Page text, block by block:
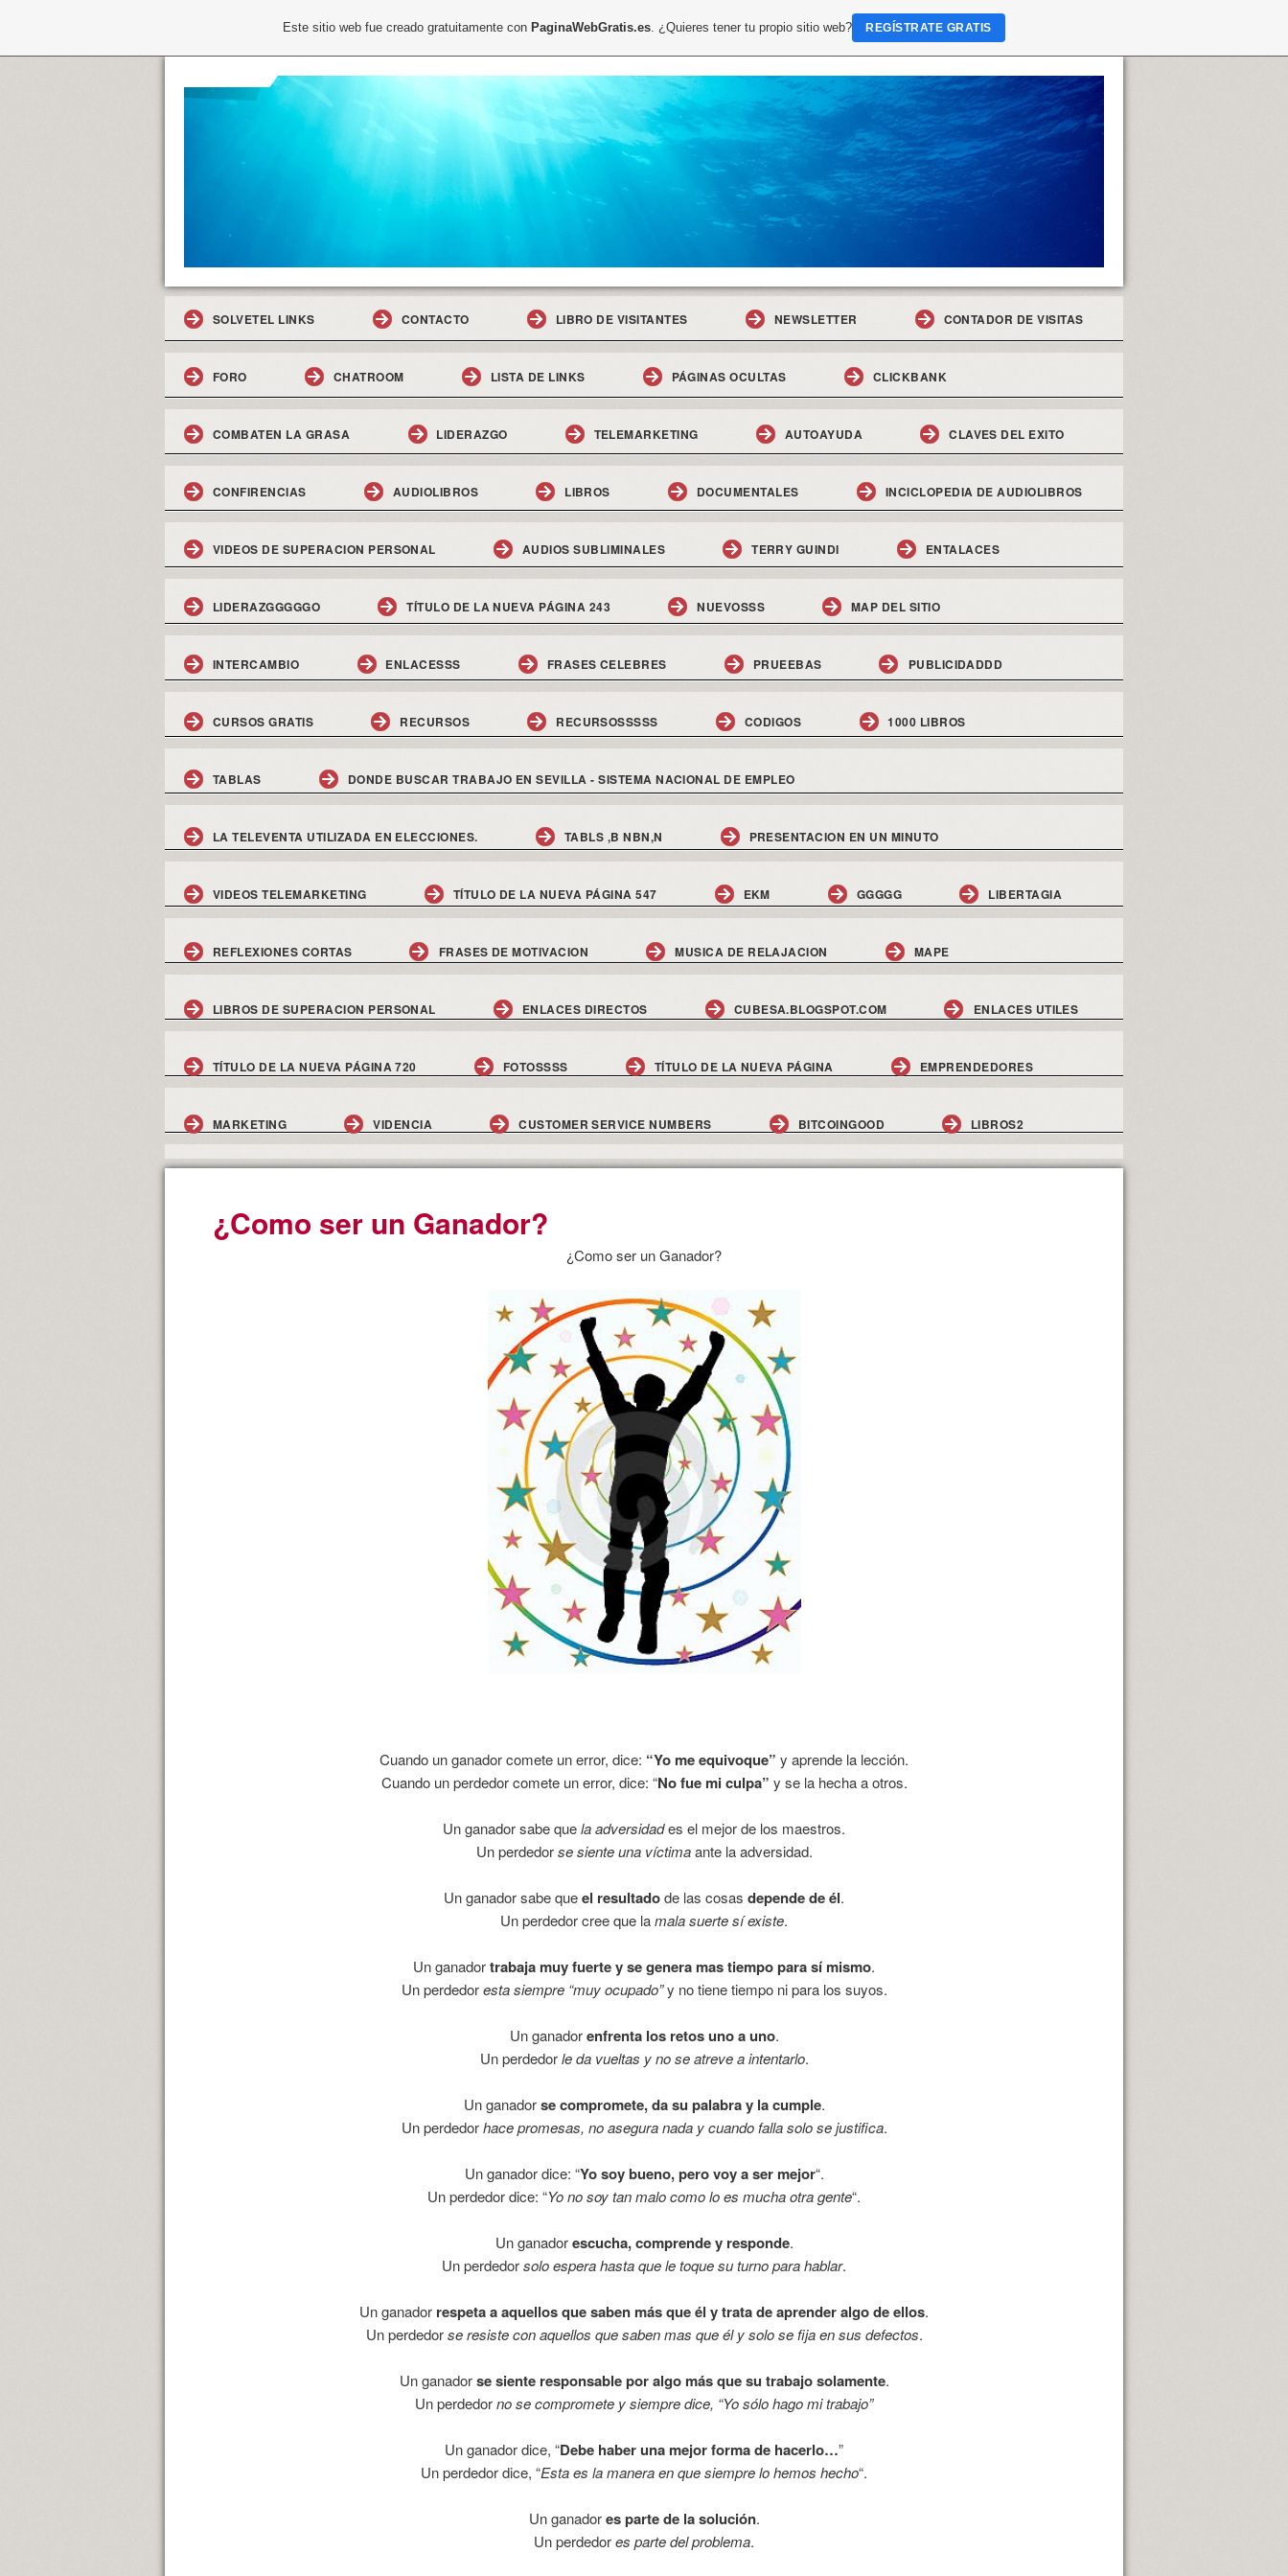
SOLVETEL LINKS CONTACTO LIBRO DE VISITANTES NEWSLETTER CONTADOR DE VISITAS
FORO CHATROOM LISTA DE LINKS PÁGINAS OCULTAS CLICKBANK
COMBATEN LA GRASA LIDERAZGO TELEMARKETING AUTOAYUDA CLAVES DEL EXITO
CONFIRENCIAS AUDIOLIBROS LIBROS DOCUMENTALES INCICLOPEDIA DE AUDIOLIBROS
VIDEOS DE SUPERACION PERSONAL AUDIOS SUBLIMINALES TERRY GUINDI ENTALACES
LIDERAZGGGGGO TÍTULO DE LA NUEVA PÁGINA 243 NUEVOSSS MAP DEL SITIO
INTERCAMBIO ENLACESSS FRASES CELEBRES PRUEEBAS PUBLICIDADDD
CURSOS GRATIS RECURSOS RECURSOSSSSS CODIGOS 1000 LIBROS
TABLAS DONDE BUSCAR TRABAJO EN SEVILLA - SISTEMA NACIONAL DE EMPLEO
LA TELEVENTA UTILIZADA EN ELECCIONES. TABLS ,B NBN,N PRESENTACION EN UN MINUTO
VIDEOS TELEMARKETING TÍTULO DE LA NUEVA PÁGINA 547 EKM GGGGG LIBERTAGIA
REFLEXIONES CORTAS FRASES DE MOTIVACION MUSICA DE RELAJACION MAPE
LIBROS DE SUPERACION PERSONAL ENLACES DIRECTOS CUBESA.BLOGSPOT.COM ENLACES UTILES
TÍTULO DE LA NUEVA PÁGINA 720 FOTOSSSS TÍTULO DE LA NUEVA PÁGINA EMPRENDEDORES
MARKETING VIDENCIA CUSTOMER SERVICE NUMBERS BITCOINGOOD LIBROS2
¿Como ser un Ganador?
¿Como ser un Ganador?
Cuando un ganadorcomete un error, dice: “Yo me equivoque” y aprende la lección.
Cuando unperdedorcomete un error, dice: “No fue mi culpa” y se la hecha a otros.
Un ganador sabe quela adversidades el mejor de los maestros.
Un perdedorse siente una víctimaante la adversidad.
Un ganador sabe queel resultadode las cosas depende de él.
Un perdedor cree que lamala suerte sí existe.
Un ganadortrabaja muy fuerte y se genera mas tiempo para sí mismo.
Un perdedoresta siempre “muy ocupado”y no tiene tiempo ni para los suyos.
Un ganadorenfrenta los retos uno a uno.
Un perdedorle da vueltas y no se atreve a intentarlo.
Un ganadorse compromete, da su palabra y la cumple.
Un perdedorhace promesas, no asegura nada y cuando falla solo se justifica.
Un ganador dice: “Yo soy bueno, pero voy a ser mejor“.
Un perdedor dice: “Yo no soy tan malo como lo es mucha otra gente“.
Un ganadorescucha, comprende y responde.
Un perdedorsolo espera hasta que le toque su turno para hablar.
Un ganador respeta a aquellos que saben más que él y trata de aprender algo de ellos.
Un perdedorse resiste con aquellos que saben mas que él y solo se fija en sus defectos.
Un ganadorse siente responsable por algo más que su trabajo solamente.
Un perdedorno se compromete y siempre dice, “Yo sólo hago mi trabajo”
Un ganador dice, “Debe haber una mejor forma de hacerlo…”
Un perdedor dice, “Esta es la manera en que siempre lo hemos hecho“.
Un ganadores parte de la solución.
Un perdedores parte del problema.
Este sitio web fue creado gratuitamente con PaginaWebGratis.es. ¿Quieres tener tu propio sitio web? REGÍSTRATE GRATIS